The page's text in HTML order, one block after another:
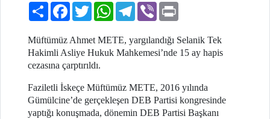
PaylaşFacebook
TwitterWhatsAppTelegram
Viber
Müftümüz Ahmet METE, yargılandığı Selanik Tek
Hakimli Asliye Hukuk Mahkemesi’nde 15 ay hapis
cezasına çarptırıldı.
Faziletli İskeçe Müftümüz METE, 2016 yılında
Gümülcine’de gerçekleşen DEB Partisi kongresinde
yaptığı konuşmada, dönemin DEB Partisi Başkanı